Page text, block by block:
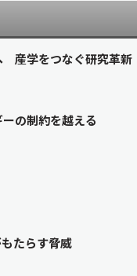
産学をつなぐ研究革新
の制約を越える
たらす脅威